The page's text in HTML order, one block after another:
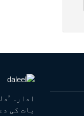
ادارہ
بات کی